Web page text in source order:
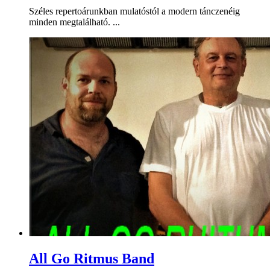
Széles repertoárunkban mulatóstól a modern tánczenéig
minden megtalálható. ...
All Go Ritmus Band